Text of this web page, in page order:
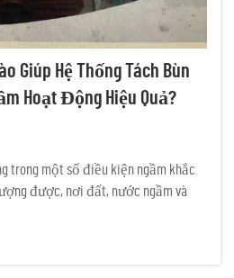
Giúp Hệ Thống Tách Bùn
Hoạt Động Hiệu Quả?
trong một số điều kiện ngầm khắc
được, nơi đất, nước ngầm và
thách giới hạn của mọi bộ phận cơ
vận hành này, ...